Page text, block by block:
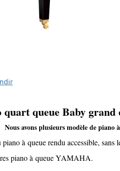
quart queue Baby
Nous avons plusieurs modèle de
à queue rendu accessible,
piano à queue YAMAHA.